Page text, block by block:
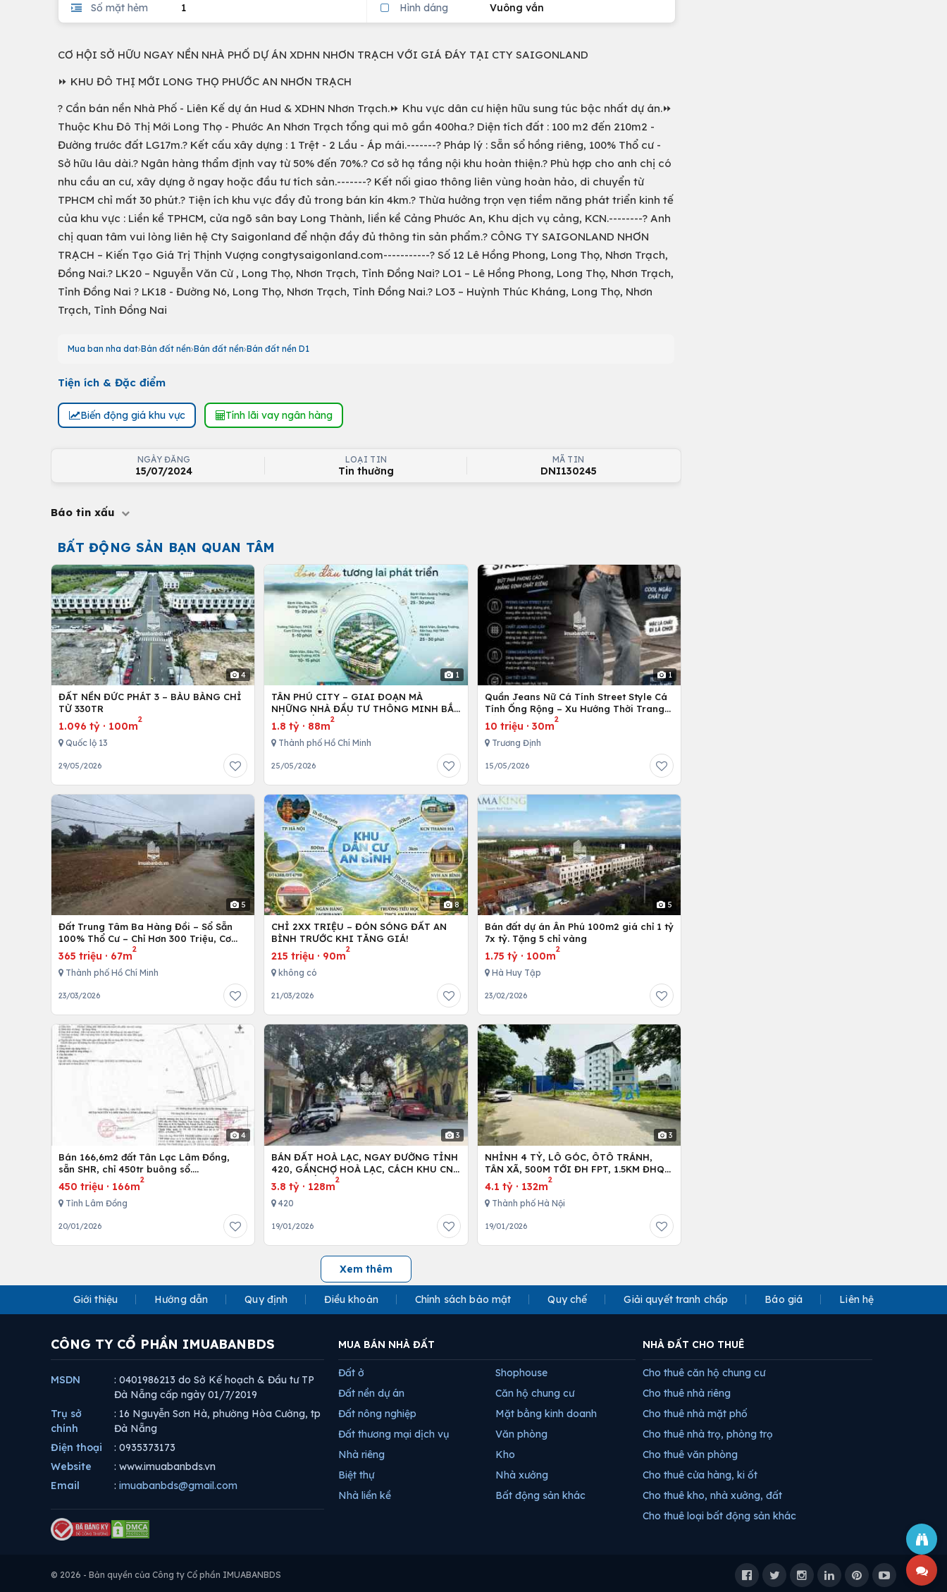
Số mặt hẻm 1 Hình dáng Vuông vắn
CƠ HỘI SỞ HỮU NGAY NỀN NHÀ PHỐ DỰ ÁN XDHN NHƠN TRẠCH VỚI GIÁ ĐÁY TẠI CTY SAIGONLAND
⏩ KHU ĐÔ THỊ MỚI LONG THỌ PHƯỚC AN NHƠN TRẠCH
? Cần bán nền Nhà Phố - Liên Kế dự án Hud & XDHN Nhơn Trạch.⏩ Khu vực dân cư hiện hữu sung túc bậc nhất dự án.⏩
Thuộc Khu Đô Thị Mới Long Thọ - Phước An Nhơn Trạch tổng qui mô gần 400ha.? Diện tích đất : 100 m2 đến 210m2 -
Đường trước đất LG17m.? Kết cấu xây dựng : 1 Trệt - 2 Lầu - Áp mái.-------? Pháp lý : Sẵn sổ hồng riêng, 100% Thổ cư -
Sở hữu lâu dài.? Ngân hàng thẩm định vay từ 50% đến 70%.? Cơ sở hạ tầng nội khu hoàn thiện.? Phù hợp cho anh chị có
nhu cầu an cư, xây dựng ở ngay hoặc đầu tư tích sản.-------? Kết nối giao thông liên vùng hoàn hảo, di chuyển từ
TPHCM chỉ mất 30 phút.? Tiện ích khu vực đầy đủ trong bán kín 4km.? Thừa hưởng trọn vẹn tiềm năng phát triển kinh tế
của khu vực : Liền kề TPHCM, cửa ngõ sân bay Long Thành, liền kề Cảng Phước An, Khu dịch vụ cảng, KCN.--------? Anh
chị quan tâm vui lòng liên hệ Cty Saigonland để nhận đầy đủ thông tin sản phẩm.? CÔNG TY SAIGONLAND NHƠN
TRẠCH – Kiến Tạo Giá Trị Thịnh Vượng congtysaigonland.com-----------? Số 12 Lê Hồng Phong, Long Thọ, Nhơn Trạch,
Đồng Nai.? LK20 – Nguyễn Văn Cừ , Long Thọ, Nhơn Trạch, Tỉnh Đồng Nai? LO1 – Lê Hồng Phong, Long Thọ, Nhơn Trạch,
Tỉnh Đồng Nai ? LK18 - Đường N6, Long Thọ, Nhơn Trạch, Tỉnh Đồng Nai.? LO3 – Huỳnh Thúc Kháng, Long Thọ, Nhơn
Trạch, Tỉnh Đồng Nai
Mua ban nha dat Bán đất nền Bán đất nền Bán đất nền D1
Tiện ích & Đặc điểm
Biến động giá khu vực Tính lãi vay ngân hàng
NGÀY ĐĂNG
15/07/2024
LOẠI TIN
Tin thường
MÃ TIN
DNI130245
Báo tin xấu
BẤT ĐỘNG SẢN BẠN QUAN TÂM
4
ĐẤT NỀN ĐỨC PHÁT 3 – BÀU BÀNG CHỈ
TỪ 330TR
1.096 tỷ · 100m
2
Quốc lộ 13
29/05/2026
1
TÂN PHÚ CITY – GIAI ĐOẠN MÀ
NHỮNG NHÀ ĐẦU TƯ THÔNG MINH BẮT
ĐẦU XUỐNG TIỀN
1.8 tỷ · 88m
2
Thành phố Hồ Chí Minh
25/05/2026
1
Quần Jeans Nữ Cá Tính Street Style Cá
Tính Ống Rộng – Xu Hướng Thời Trang
Dẫn Đầu Giới Trẻ Hiện Nay
10 triệu · 30m
2
Trương Định
15/05/2026
5
Đất Trung Tâm Ba Hàng Đồi – Sổ Sẵn
100% Thổ Cư – Chỉ Hơn 300 Triệu, Cơ
Hội Đầu Tư Hiếm!
365 triệu · 67m
2
Thành phố Hồ Chí Minh
23/03/2026
8
CHỈ 2XX TRIỆU – ĐÓN SÓNG ĐẤT AN
BÌNH TRƯỚC KHI TĂNG GIÁ!
215 triệu · 90m
2
không có
21/03/2026
5
Bán đất dự án Ân Phú 100m2 giá chỉ 1 tỷ
7x tỷ. Tặng 5 chỉ vàng
1.75 tỷ· 100m
2
Hà Huy Tập
23/02/2026
4
Bán 166,6m2 đất Tân Lạc Lâm Đồng,
sẵn SHR, chỉ 450tr buông sổ.
Lh:0983762203
450 triệu · 166m
2
Tỉnh Lâm Đồng
20/01/2026
3
BÁN ĐẤT HOÀ LẠC, NGAY ĐƯỜNG TỈNH
420, GẦNCHỢ HOÀ LẠC, CÁCH KHU CNC
600M, ĐỐI DIỆN FPT,ĐHQG
3.8 tỷ · 128m
2
420
19/01/2026
3
NHỈNH 4 TỶ, LÔ GÓC, ÔTÔ TRÁNH,
TÂN XÃ, 500M TỚI ĐH FPT, 1.5KM ĐHQG
HÀ NỘI, 2KM TỚI METRO 5
4.1 tỷ· 132m
2
Thành phố Hà Nội
19/01/2026
Xem thêm
Giới thiệu Hướng dẫn Quy định Điều khoản Chính sách bảo mật Quy chế Giải quyết tranh chấp Báo giá Liên hệ
CÔNG TY CỔ PHẦN IMUABANBDS
MSDN
: 0401986213 do Sở Kế hoạch & Đầu tư TP
Đà Nẵng cấp ngày 01/7/2019
Trụ sở
chính
: 16 Nguyễn Sơn Hà, phường Hòa Cường, tp
Đà Nẵng
Điện thoại
: 0935373173
Website
: www.imuabanbds.vn
Email
: imuabanbds@gmail.com
MUA BÁN NHÀ ĐẤT
Đất ở
Đất nền dự án
Đất nông nghiệp
Đất thương mại dịch vụ
Nhà riêng
Biệt thự
Nhà liền kề
Shophouse
Căn hộ chung cư
Mặt bằng kinh doanh
Văn phòng
Kho
Nhà xưởng
Bất động sản khác
NHÀ ĐẤT CHO THUÊ
Cho thuê căn hộ chung cư
Cho thuê nhà riêng
Cho thuê nhà mặt phố
Cho thuê nhà trọ, phòng trọ
Cho thuê văn phòng
Cho thuê cửa hàng, ki ốt
Cho thuê kho, nhà xưởng, đất
Cho thuê loại bất động sản khác
© 2026 - Bản quyền của Công ty Cổ phần IMUABANBDS